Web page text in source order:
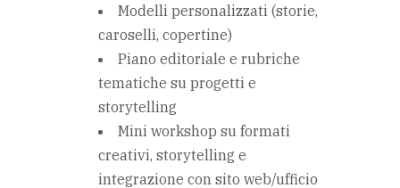
Modelli personalizzati (storie,
caroselli, copertine)
Piano editoriale e rubriche
tematiche su progetti e
storytelling
Mini workshop su formati
creativi, storytelling e
integrazione con sito web/ufficio